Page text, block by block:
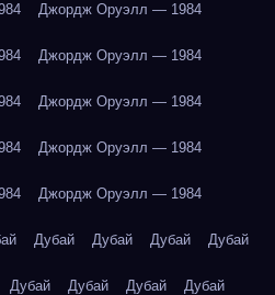
Джордж Оруэлл — 1984
Джордж Оруэлл — 1984
Джордж Оруэлл — 1984
Джордж Оруэлл — 1984
Джордж Оруэлл — 1984
Дубай Дубай Дубай Дубай
Дубай Дубай Дубай Дубай